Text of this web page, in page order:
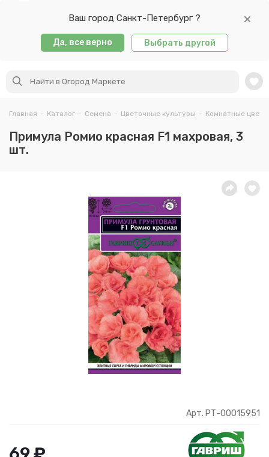
Ваш город Санкт-Петербург ?
Да, все верно Выбрать другой
Главная - Каталог - Семена - Цветочные культуры - Комнатные цветы
Примула Ромио красная F1 махровая, 3
шт.
Арт. РТ-00015951